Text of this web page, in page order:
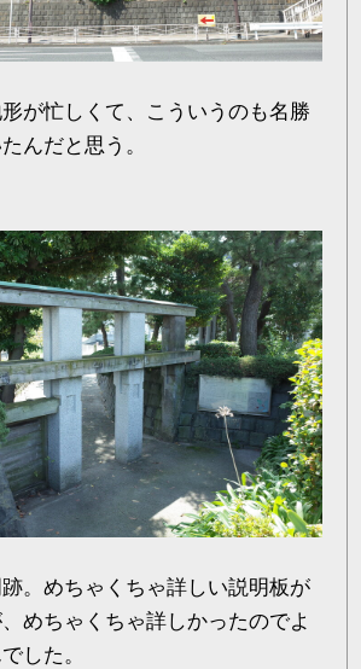
が忙しくて、こういうのも名勝
んだと思う。
。めちゃくちゃ詳しい説明板が
めちゃくちゃ詳しかったのでよ
した。